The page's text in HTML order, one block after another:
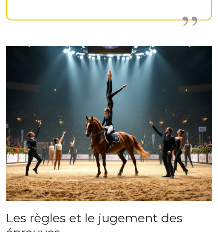
Les règles et le jugement des